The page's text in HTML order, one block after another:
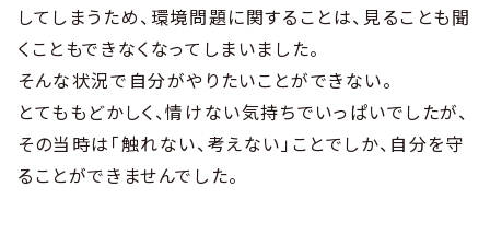
してしまうため、環境問題に関することは、見ることも聞
くこともできなくなってしまいました。
そんな状況で自分がやりたいことができない。
とてももどかしく、情けない気持ちでいっぱいでしたが、
その当時は「触れない、考えない」ことでしか、自分を守
ることができませんでした。